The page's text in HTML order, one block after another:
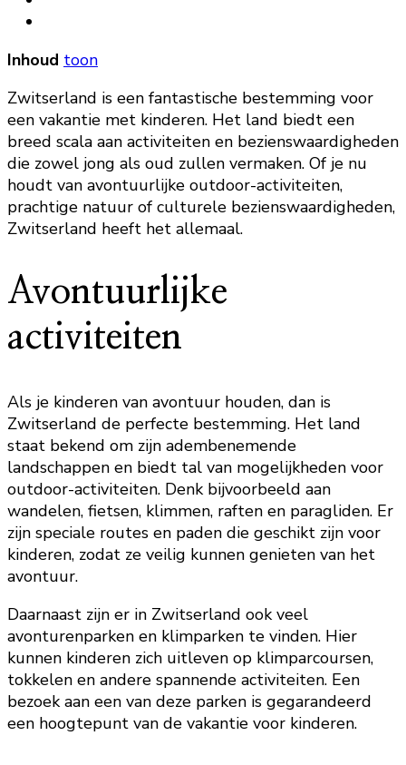
Inhoud toon
Zwitserland is een fantastische bestemming voor
een vakantie met kinderen. Het land biedt een
breed scala aan activiteiten en bezienswaardigheden
die zowel jong als oud zullen vermaken. Of je nu
houdt van avontuurlijke outdoor-activiteiten,
prachtige natuur of culturele bezienswaardigheden,
Zwitserland heeft het allemaal.
Avontuurlijke
activiteiten
Als je kinderen van avontuur houden, dan is
Zwitserland de perfecte bestemming. Het land
staat bekend om zijn adembenemende
landschappen en biedt tal van mogelijkheden voor
outdoor-activiteiten. Denk bijvoorbeeld aan
wandelen, fietsen, klimmen, raften en paragliden. Er
zijn speciale routes en paden die geschikt zijn voor
kinderen, zodat ze veilig kunnen genieten van het
avontuur.
Daarnaast zijn er in Zwitserland ook veel
avonturenparken en klimparken te vinden. Hier
kunnen kinderen zich uitleven op klimparcoursen,
tokkelen en andere spannende activiteiten. Een
bezoek aan een van deze parken is gegarandeerd
een hoogtepunt van de vakantie voor kinderen.